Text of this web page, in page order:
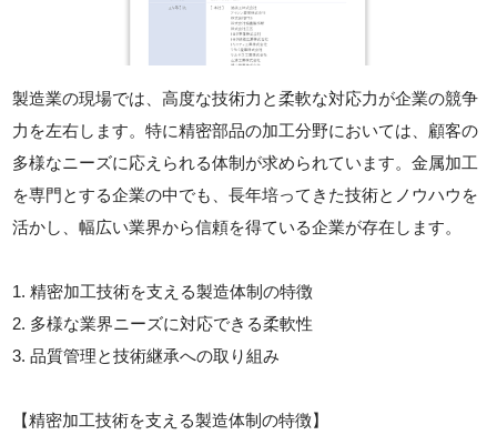
製造業の現場では、高度な技術力と柔軟な対応力が企業の競争
力を左右します。特に精密部品の加工分野においては、顧客の
多様なニーズに応えられる体制が求められています。金属加工
を専門とする企業の中でも、長年培ってきた技術とノウハウを
活かし、幅広い業界から信頼を得ている企業が存在します。
1. 精密加工技術を支える製造体制の特徴
2. 多様な業界ニーズに対応できる柔軟性
3. 品質管理と技術継承への取り組み
【精密加工技術を支える製造体制の特徴】